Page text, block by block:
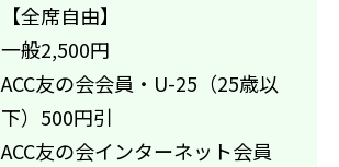
【全席自由】
一般2,500円
ACC友の会会員・U-25（25歳以
下）500円引
ACC友の会インターネット会員